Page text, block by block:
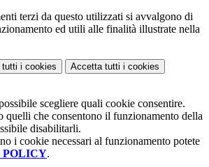
terzi da questo utilizzati si avvalgono di
ed utili alle finalità illustrate nella
tutti i cookies Accetta tutti i cookies
scegliere quali cookie consentire.
quelli che consentono il funzionamento della
disabilitarli.
i cookie necessari al funzionamento potete
POLICY.